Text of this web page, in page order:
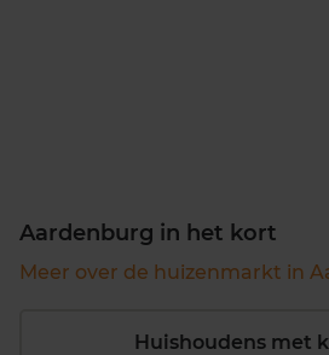
Aardenburg in het kort
Meer over de huizenmarkt in
Huishoudens met